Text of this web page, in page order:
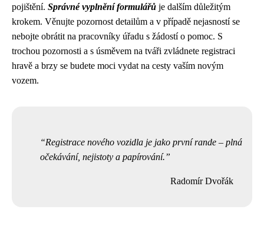
pojištění. Správné vyplnění formulářů je dalším důležitým
krokem. Věnujte pozornost detailům a v případě nejasností se
nebojte obrátit na pracovníky úřadu s žádostí o pomoc. S
trochou pozornosti a s úsměvem na tváři zvládnete registraci
hravě a brzy se budete moci vydat na cesty vaším novým
vozem.
Registrace nového vozidla je jako první rande – plná
očekávání, nejistoty a papírování.
Radomír Dvořák